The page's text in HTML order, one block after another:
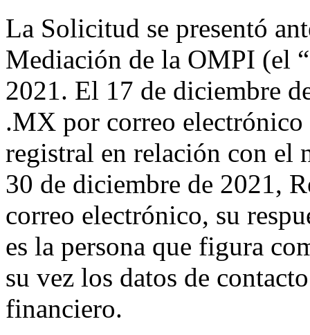
La Solicitud se presentó
Mediación de la OMPI (el
2021. El 17 de diciembre
.MX por correo
registral en relación con el
30 de diciembre de 2021,
correo electrónico, su
es la persona que figura
su vez los datos de
financiero.